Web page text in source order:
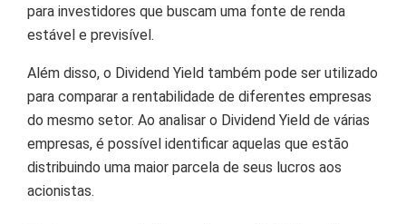
para investidores que buscam uma fonte de renda
estável e previsível.
Além disso, o Dividend Yield também pode ser utilizado
para comparar a rentabilidade de diferentes empresas
do mesmo setor. Ao analisar o Dividend Yield de várias
empresas, é possível identificar aquelas que estão
distribuindo uma maior parcela de seus lucros aos
acionistas.